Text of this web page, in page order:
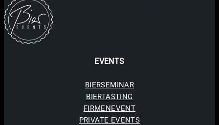
EVENTS
BIERSEMINAR
BIERTASTING
FIRMENEVENT
PRIVATE EVENTS